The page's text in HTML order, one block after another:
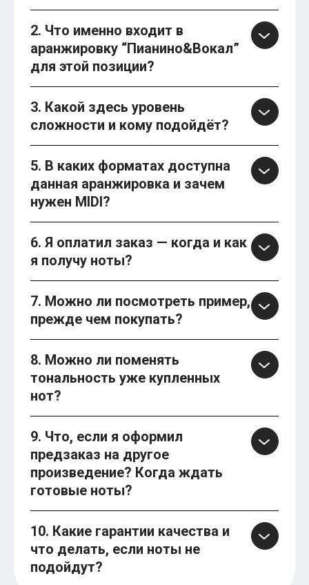
2. Что именно входит в
аранжировку “Пианино&Вокал”
для этой позиции?
3. Какой здесь уровень
сложности и кому подойдёт?
5. В каких форматах доступна
данная аранжировка и зачем
нужен MIDI?
6. Я оплатил заказ — когда и как
я получу ноты?
7. Можно ли посмотреть пример,
прежде чем покупать?
8. Можно ли поменять
тональность уже купленных
нот?
9. Что, если я оформил
предзаказ на другое
произведение? Когда ждать
готовые ноты?
10. Какие гарантии качества и
что делать, если ноты не
подойдут?